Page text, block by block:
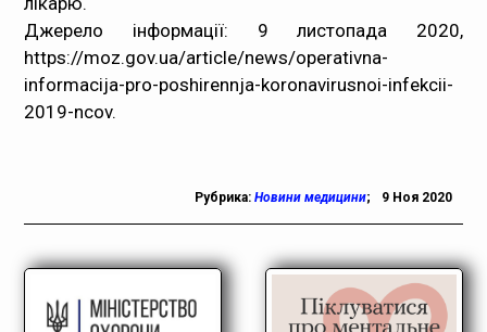
Джерело інформації: 9 листопада 2020,
https://moz.gov.ua/article/news/operativna-
informacija-pro-poshirennja-koronavirusnoi-infekcii-
2019-ncov.
Рубрика: Новини медицини; 9 Ноя 2020